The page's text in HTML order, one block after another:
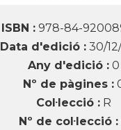
ISBN : 978-84-
Data d'edició : 30/
Any d'edició : 0
Nº de pàgines :
Col·lecció : R
Nº de col·lecció :